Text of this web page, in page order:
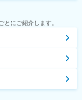
にご紹介します。